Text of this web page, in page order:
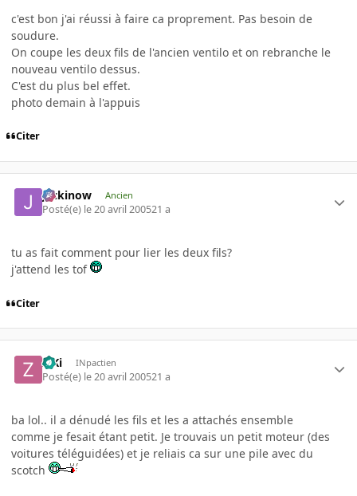
c'est bon j'ai réussi à faire ca proprement. Pas besoin de
soudure.
On coupe les deux fils de l'ancien ventilo et on rebranche le
nouveau ventilo dessus.
C'est du plus bel effet.
photo demain à l'appuis
Citer
jackinow Ancien
Posté(e) le 20 avril 200521 a
tu as fait comment pour lier les deux fils?
j'attend les tof
Citer
ZiKi INpactien
Posté(e) le 20 avril 200521 a
ba lol.. il a dénudé les fils et les a attachés ensemble
comme je fesait étant petit. Je trouvais un petit moteur (des
voitures téléguidées) et je reliais ca sur une pile avec du
scotch